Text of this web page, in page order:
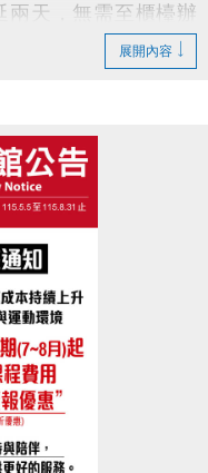
兩天，無需至櫃檯辦
展開內容